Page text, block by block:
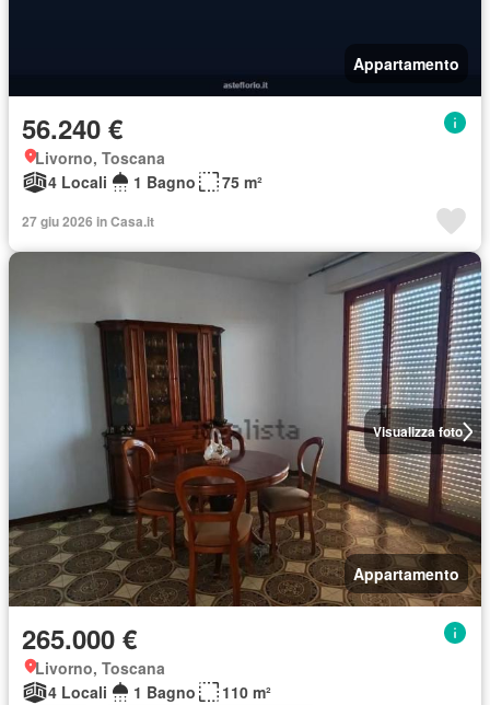
Appartamento
56.240 €
Livorno, Toscana
4 Locali
1 Bagno 75 m²
27 giu 2026 in Casa.it
Visualizza foto
Appartamento
265.000 €
Livorno, Toscana
4 Locali
1 Bagno
110 m²